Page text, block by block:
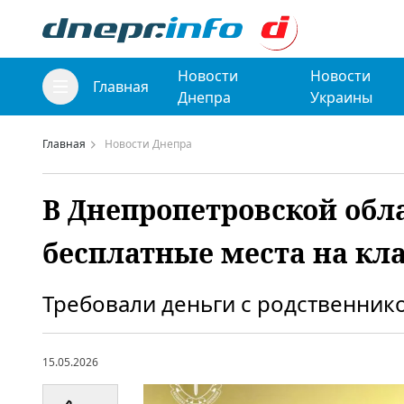
Главная
Новости
Днепра
Новости
Украины
Главная Новости Днепра
В Днепропетровской
бесплатные места на
Требовали деньги с
15.05.2026